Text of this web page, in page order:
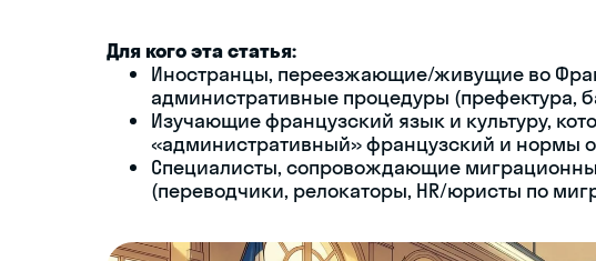
Для кого эта статья:
Иностранцы, переезжающие/живущие во
административные процедуры (префектура,
Изучающие французский язык и культуру,
«административный» французский и нормы
Специалисты, сопровождающие
(переводчики, релокаторы, HR/юристы по